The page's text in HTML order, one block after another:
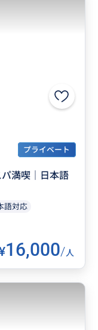
プライベート
満喫｜日本語
語対応
16,000/人